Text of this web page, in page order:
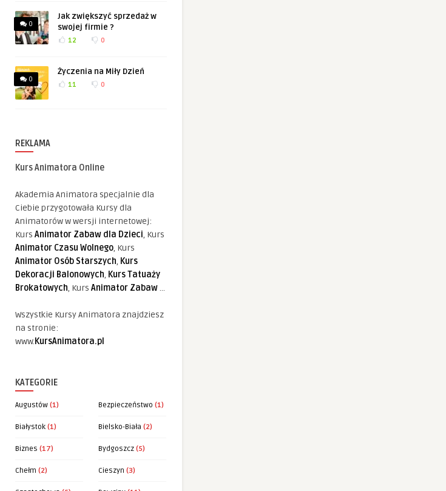
0
Jak zwiększyć sprzedaż w
swojej firmie ?
12 0
0
Życzenia na Miły Dzień
11 0
REKLAMA
Kurs Animatora Online
Akademia Animatora specjalnie dla
Ciebie przygotowała Kursy dla
Animatorów w wersji internetowej:
Kurs Animator Zabaw dla Dzieci, Kurs
Animator Czasu Wolnego, Kurs
Animator Osób Starszych, Kurs
Dekoracji Balonowych, Kurs Tatuaży
Brokatowych, Kurs Animator Zabaw...
Wszystkie Kursy Animatora znajdziesz
na stronie:
www.KursAnimatora.pl
KATEGORIE
Augustów (1) Bezpieczeństwo (1)
Białystok (1) Bielsko-Biała (2)
Biznes (17) Bydgoszcz (5)
Chełm (2) Cieszyn (3)